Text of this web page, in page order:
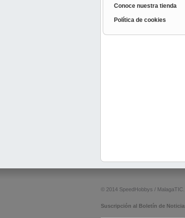
Conoce nuestra tienda
Política de cookies
© 2014 SpeedHobbys / MalagaTIC.
Suscripción al Boletín de